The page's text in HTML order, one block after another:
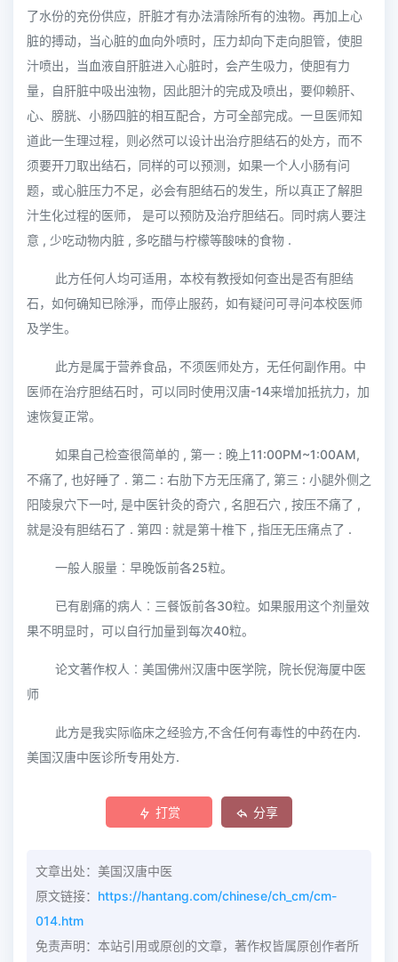
了水份的充份供应，肝脏才有办法清除所有的浊物。再加上心
脏的搏动，当心脏的血向外喷时，压力却向下走向胆管，使胆
汁喷出，当血液自肝脏进入心脏时，会产生吸力，使胆有力
量，自肝脏中吸出浊物，因此胆汁的完成及喷出，要仰赖肝、
心、膀胱、小肠四脏的相互配合，方可全部完成。一旦医师知
道此一生理过程，则必然可以设计出治疗胆结石的处方，而不
须要开刀取出结石，同样的可以预测，如果一个人小肠有问
题，或心脏压力不足，必会有胆结石的发生，所以真正了解胆
汁生化过程的医师， 是可以预防及治疗胆结石。同时病人要注
意 , 少吃动物内脏 , 多吃醋与柠檬等酸味的食物 .
此方任何人均可适用，本校有教授如何查出是否有胆结
石，如何确知已除淨，而停止服药，如有疑问可寻问本校医师
及学生。
此方是属于营养食品，不须医师处方，无任何副作用。中
医师在治疗胆结石时，可以同时使用汉唐-14来增加抵抗力，加
速恢复正常。
如果自己检查很简单的 , 第一 : 晚上11:00PM~1:00AM,
不痛了, 也好睡了 . 第二 : 右肋下方无压痛了, 第三 : 小腿外侧之
阳陵泉穴下一吋, 是中医针灸的奇穴 , 名胆石穴 , 按压不痛了 ,
就是没有胆结石了 . 第四 : 就是第十椎下 , 指压无压痛点了 .
一般人服量︰早晚饭前各25粒。
已有剧痛的病人︰三餐饭前各30粒。如果服用这个剂量效
果不明显时，可以自行加量到每次40粒。
论文著作权人︰美国佛州汉唐中医学院，院长倪海厦中医
师
此方是我实际临床之经验方,不含任何有毒性的中药在内.
美国汉唐中医诊所专用处方.
打赏 分享
文章出处：美国汉唐中医
原文链接： https://hantang.com/chinese/ch_cm/cm-
014.htm
免责声明：本站引用或原创的文章，著作权皆属原创作者所